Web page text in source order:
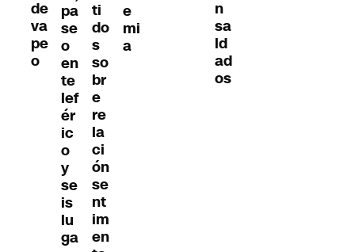
de
va
pe
o
pa
se
o
en
te
lef
ér
ic
o
y
se
is
lu
ga
ti
do
s
so
br
e
re
la
ci
ón
se
nt
im
en
e
mi
a
n
sa
ld
ad
os